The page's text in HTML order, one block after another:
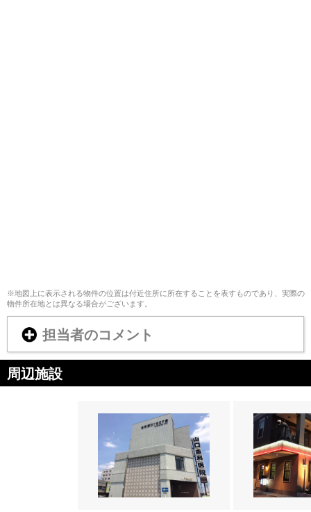
※地図上に表示される物件の位置は付近住所に所在することを表すものであり、実際の
物件所在地とは異なる場合がございます。
担当者のコメント
周辺施設